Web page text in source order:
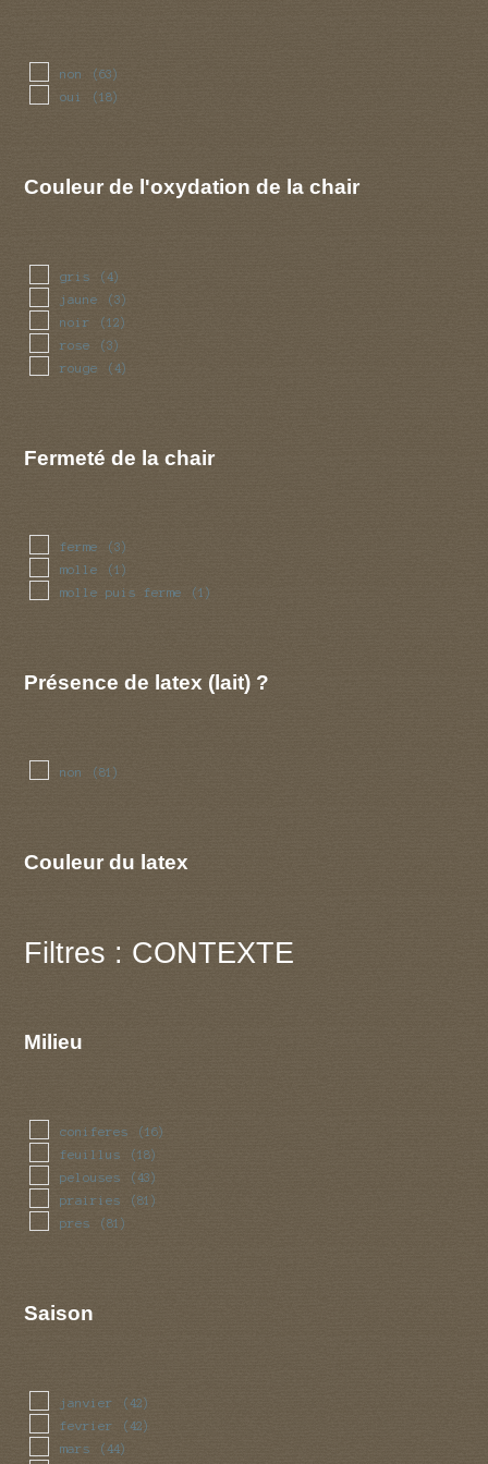
non (63)
oui (18)
Couleur de l'oxydation de la chair
gris (4)
jaune (3)
noir (12)
rose (3)
rouge (4)
Fermeté de la chair
ferme (3)
molle (1)
molle puis ferme (1)
Présence de latex (lait) ?
non (81)
Couleur du latex
Filtres : CONTEXTE
Milieu
coniferes (16)
feuillus (18)
pelouses (43)
prairies (81)
pres (81)
Saison
janvier (42)
fevrier (42)
mars (44)